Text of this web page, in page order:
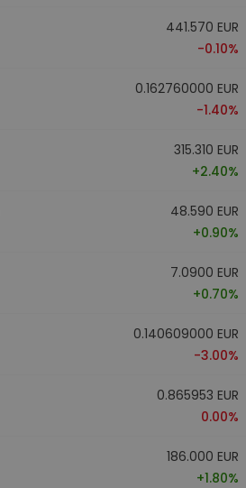
441.570 EUR
-0.10%
0.162760000 EUR
-1.40%
315.310 EUR
+2.40%
48.590 EUR
+0.90%
7.0900 EUR
+0.70%
0.140609000 EUR
-3.00%
0.865953 EUR
0.00%
186.000 EUR
+1.80%